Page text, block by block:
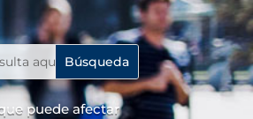
puede afectar